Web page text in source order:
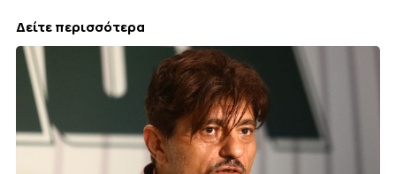
Δείτε περισσότερα